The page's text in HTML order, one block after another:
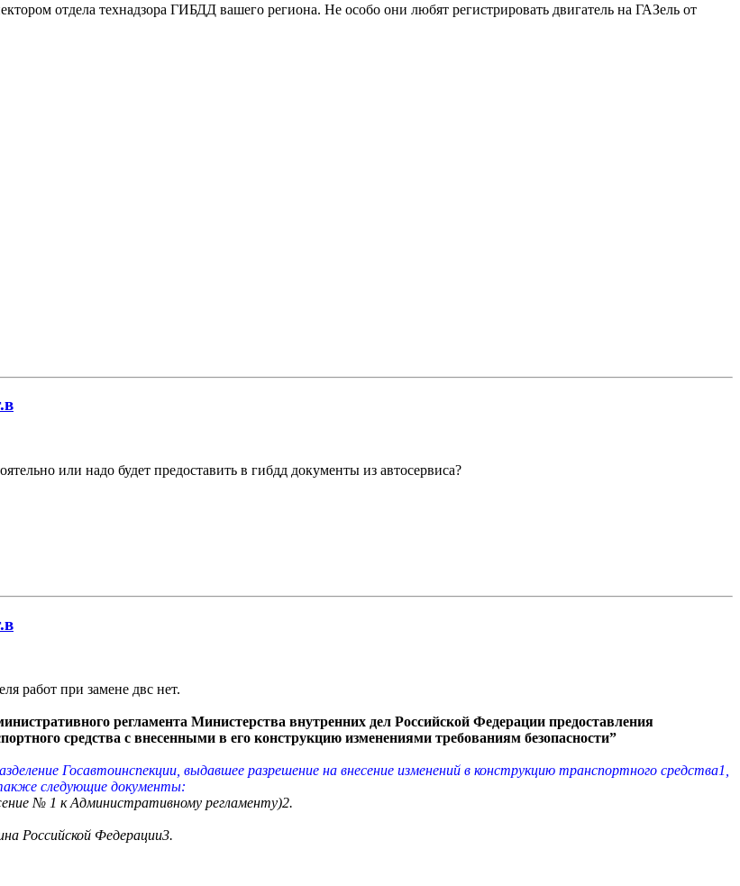
отдела технадзора ГИБДД вашего региона. Не особо они любят регистрировать двигатель на ГАЗель от
или надо будет предоставить в гибдд документы из автосервиса?
работ при замене двс нет.
регламента Министерства внутренних дел Российской Федерации предоставления
средства с внесенными в его конструкцию изменениями требованиям безопасности”
Госавтоинспекции, выдавшее разрешение на внесение изменений в конструкцию транспортного средства1,
следующие документы:
№ 1 к Административному регламенту)2.
Российской Федерации3.